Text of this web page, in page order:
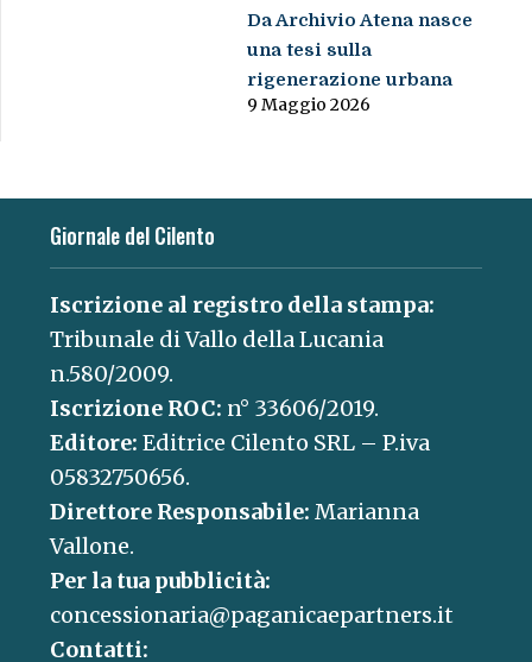
Da Archivio Atena nasce
una tesi sulla
rigenerazione urbana
9 Maggio 2026
Giornale del Cilento
Iscrizione al registro della stampa:
Tribunale di Vallo della Lucania
n.580/2009.
Iscrizione ROC: n° 33606/2019.
Editore: Editrice Cilento SRL – P.iva
05832750656.
Direttore Responsabile: Marianna
Vallone.
Per la tua pubblicità:
concessionaria@paganicaepartners.it
Contatti: